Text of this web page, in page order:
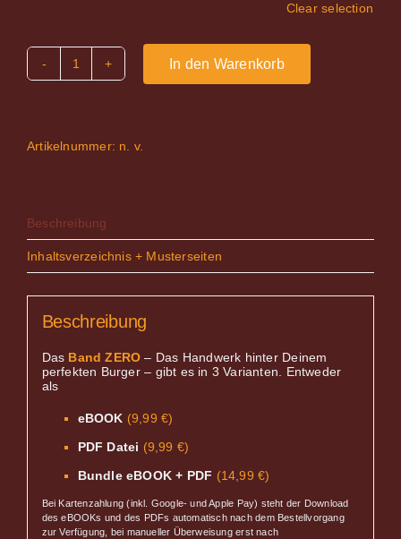
Clear selection
Lucifer's
Slowfood
In den Warenkorb
Artikelnummer: n. v.
Beschreibung
Inhaltsverzeichnis + Musterseiten
Beschreibung
Das Band ZERO – Das Handwerk hinter Deinem
perfekten Burger – gibt es in 3 Varianten. Entweder
als
eBOOK (9,99 €)
PDF Datei (9,99 €)
Bundle eBOOK + PDF (14,99 €)
Bei Kartenzahlung (inkl. Google- und Apple Pay) steht der Download
des eBOOKs und des PDFs automatisch nach dem Bestellvorgang
zur Verfügung, bei manueller Überweisung erst nach